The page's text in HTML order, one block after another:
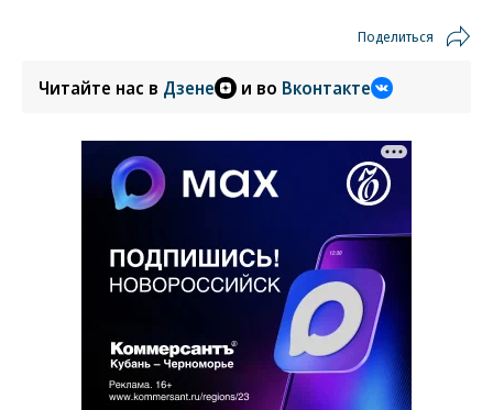
Поделиться
Читайте нас в Дзене и во Вконтакте